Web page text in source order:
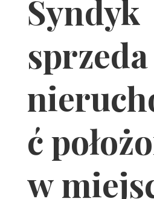
Syndyk
sprzeda
ć
w